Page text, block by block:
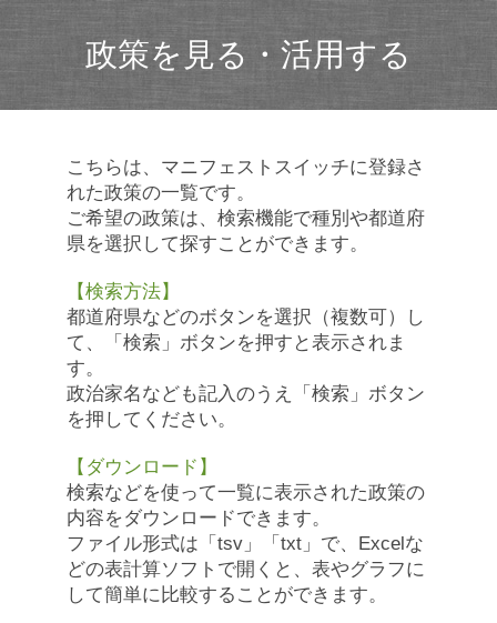
政策を見る・活用する
こちらは、マニフェストスイッチに登録さ
れた政策の一覧です。
ご希望の政策は、検索機能で種別や都道府
県を選択して探すことができます。
【検索方法】
都道府県などのボタンを選択（複数可）し
て、「検索」ボタンを押すと表示されま
す。
政治家名なども記入のうえ「検索」ボタン
を押してください。
【ダウンロード】
検索などを使って一覧に表示された政策の
内容をダウンロードできます。
ファイル形式は「tsv」「txt」で、Excelな
どの表計算ソフトで開くと、表やグラフに
して簡単に比較することができます。